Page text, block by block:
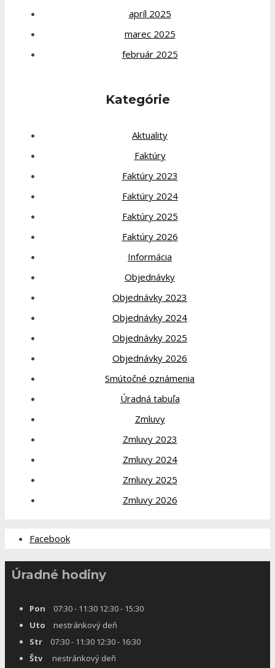
apríl 2025
marec 2025
február 2025
Kategórie
Aktuality
Faktúry
Faktúry 2023
Faktúry 2024
Faktúry 2025
Faktúry 2026
Informácia
Objednávky
Objednávky 2023
Objednávky 2024
Objednávky 2025
Objednávky 2026
Smútočné oznámenia
Úradná tabuľa
Zmluvy
Zmluvy 2023
Zmluvy 2024
Zmluvy 2025
Zmluvy 2026
Facebook
Úradné hodiny
Pon 07:30 - 11:30 12:30 - 15:30
Uto nestránkový deň
Str 07:30 - 11:30 12:30 - 16:30
Štvnestránkový deň